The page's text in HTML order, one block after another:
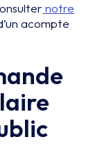
notre
acompte